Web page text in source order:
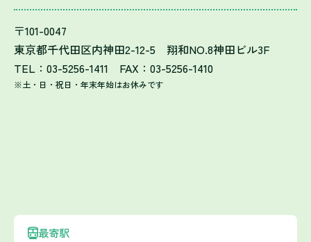
〒101-0047
東京都千代田区内神田2-12-5 翔和NO.8神田ビル3F
TEL：03-5256-1411 FAX：03-5256-1410
※土・日・祝日・年末年始はお休みです
最寄駅